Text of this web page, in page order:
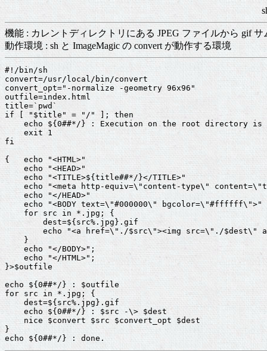
機能 : カレントディレクトリにある JPEG ファイルから gif
動作環境 : sh と ImageMagic の convert が動作する環境
#!/bin/sh
convert=/usr/local/bin/convert
convert_opt="-normalize -geometry 96x96"
outfile=index.html
title=`pwd`
if [ "$title" = "/" ]; then
echo ${0##*/} : Execution on the root directory is
    exit 1
fi
{   echo "<HTML>"
    echo "<HEAD>"
    echo "<TITLE>${title##*/}</TITLE>"
echo "<meta http-equiv=\"content-type\"
    echo "</HEAD>"
    echo "<BODY text=\"#000000\" bgcolor=\"#ffffff\">"
    for src in *.jpg; {
        dest=${src%.jpg}.gif
echo "<a href=\"./$src\"><img src=\"./$dest\"
    }
    echo "</BODY>";
    echo "</HTML>";
}>$outfile
echo ${0##*/} : $outfile
for src in *.jpg; {
    dest=${src%.jpg}.gif
    echo ${0##*/} : $src -\> $dest
    nice $convert $src $convert_opt $dest
}